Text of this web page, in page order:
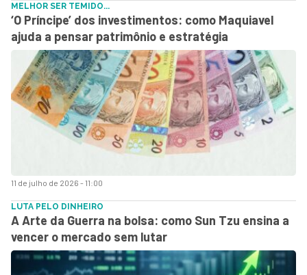
11 de julho de 2026 - 11:00
MELHOR SER TEMIDO...
‘O Príncipe’ dos investimentos: como Maquiavel
ajuda a pensar patrimônio e estratégia
LUTA PELO DINHEIRO
A Arte da Guerra na bolsa: como Sun Tzu ensina a
vencer o mercado sem lutar